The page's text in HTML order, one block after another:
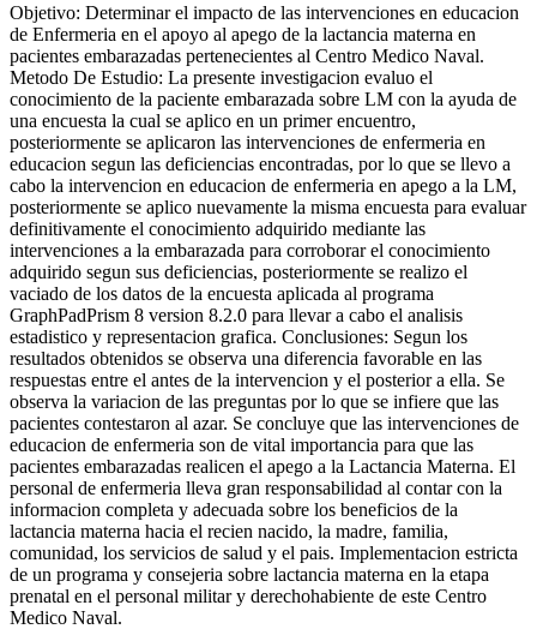
Objetivo: Determinar el impacto de las intervenciones en educacion
de Enfermeria en el apoyo al apego de la lactancia materna en
pacientes embarazadas pertenecientes al Centro Medico Naval.
Metodo De Estudio: La presente investigacion evaluo el
conocimiento de la paciente embarazada sobre LM con la ayuda de
una encuesta la cual se aplico en un primer encuentro,
posteriormente se aplicaron las intervenciones de enfermeria en
educacion segun las deficiencias encontradas, por lo que se llevo a
cabo la intervencion en educacion de enfermeria en apego a la LM,
posteriormente se aplico nuevamente la misma encuesta para evaluar
definitivamente el conocimiento adquirido mediante las
intervenciones a la embarazada para corroborar el conocimiento
adquirido segun sus deficiencias, posteriormente se realizo el
vaciado de los datos de la encuesta aplicada al programa
GraphPadPrism 8 version 8.2.0 para llevar a cabo el analisis
estadistico y representacion grafica. Conclusiones: Segun los
resultados obtenidos se observa una diferencia favorable en las
respuestas entre el antes de la intervencion y el posterior a ella. Se
observa la variacion de las preguntas por lo que se infiere que las
pacientes contestaron al azar. Se concluye que las intervenciones de
educacion de enfermeria son de vital importancia para que las
pacientes embarazadas realicen el apego a la Lactancia Materna. El
personal de enfermeria lleva gran responsabilidad al contar con la
informacion completa y adecuada sobre los beneficios de la
lactancia materna hacia el recien nacido, la madre, familia,
comunidad, los servicios de salud y el pais. Implementacion estricta
de un programa y consejeria sobre lactancia materna en la etapa
prenatal en el personal militar y derechohabiente de este Centro
Medico Naval.